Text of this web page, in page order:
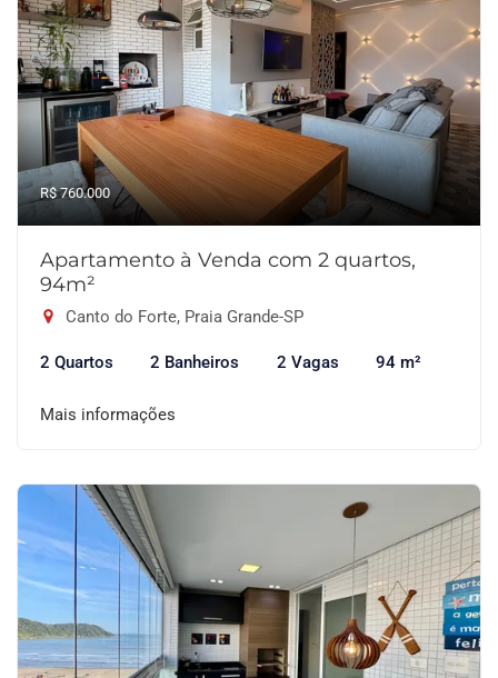
R$ 760.000
Apartamento à Venda com 2 quartos,
94m²
Canto do Forte, Praia Grande-SP
2 Quartos 2 Banheiros 2 Vagas 94 m²
Mais informações